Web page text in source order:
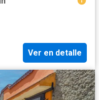
Ver en detalle